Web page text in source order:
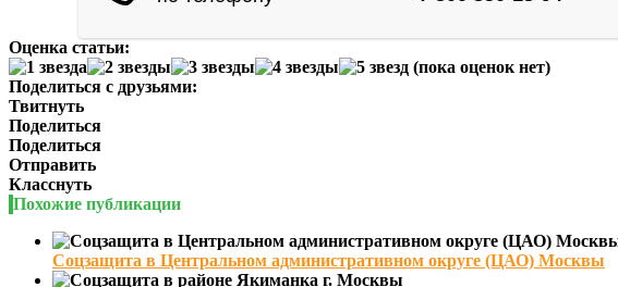
Оценка статьи:
(пока оценок нет)
Поделиться с друзьями:
Твитнуть
Поделиться
Поделиться
Отправить
Класснуть
Похожие публикации
Соцзащита в Центральном административном округе (ЦАО) Москвы